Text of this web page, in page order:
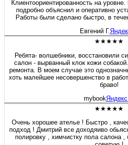
Клиентоориентированность на
подробно объяснил и оперативно
Работы были сделано быстро, в
перешивом и модернизацией салона,
обращусь в данную компанию.
Евгений Г.
★★★★★
Ребята- волшебники, восстановили
салон - вырванный клок кожи
ремонта. В моем случае это
хоть малейшее несовершенство в
браво!
mybookЯндекс
★★★★★
Очень хорошее ателье ! Быстро ,
подход ! Дмитрий все доходяиво
полировку , химчистку пола салона